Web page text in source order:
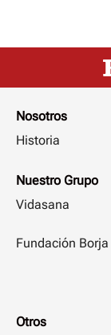
Nosotros
Historia
Nuestro Grupo
Vidasana
Fundación Borja
Otros